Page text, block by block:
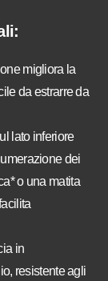
migliora la
da estrarre da
lato inferiore
dei
o una matita
in
resistente agli